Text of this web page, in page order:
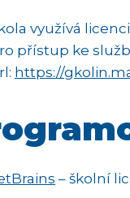
využívá
přístup ke
https://
– školní